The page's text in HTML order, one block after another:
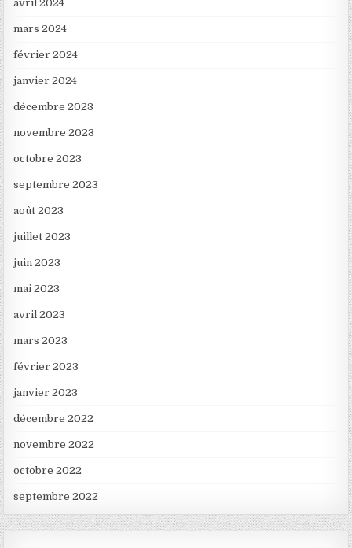
avril 2024
mars 2024
février 2024
janvier 2024
décembre 2023
novembre 2023
octobre 2023
septembre 2023
août 2023
juillet 2023
juin 2023
mai 2023
avril 2023
mars 2023
février 2023
janvier 2023
décembre 2022
novembre 2022
octobre 2022
septembre 2022